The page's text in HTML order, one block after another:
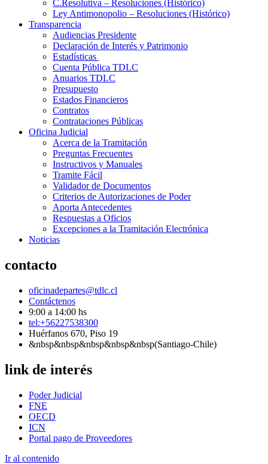
C.Resolutiva – Resoluciones (Histórico)
Ley Antimonopolio – Resoluciones (Histórico)
Transparencia
Audiencias Presidente
Declaración de Interés y Patrimonio
Estadísticas
Cuenta Pública TDLC
Anuarios TDLC
Presupuesto
Estados Financieros
Contratos
Contrataciones Públicas
Oficina Judicial
Acerca de la Tramitación
Preguntas Frecuentes
Instructivos y Manuales
Tramite Fácil
Validador de Documentos
Criterios de Autorizaciones de Poder
Aporta Antecedentes
Respuestas a Oficios
Excepciones a la Tramitación Electrónica
Noticias
contacto
oficinadepartes@tdlc.cl
Contáctenos
9:00 a 14:00 hs
tel:+56227538300
Huérfanos 670, Piso 19
&nbsp&nbsp&nbsp&nbsp&nbsp(Santiago-Chile)
link de interés
Poder Judicial
FNE
OECD
ICN
Portal pago de Proveedores
Ir al contenido